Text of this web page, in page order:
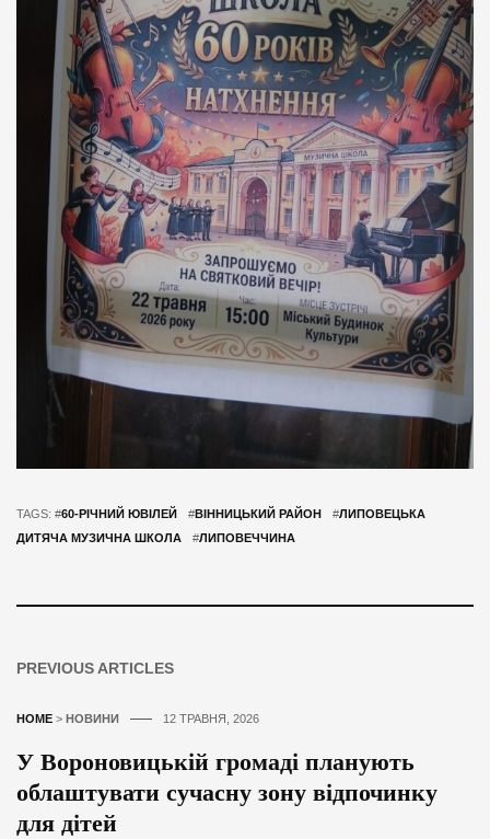
TAGS: #60-РІЧНИЙ ЮВІЛЕЙ #ВІННИЦЬКИЙ РАЙОН #ЛИПОВЕЦЬКА
ДИТЯЧА МУЗИЧНА ШКОЛА
#ЛИПОВЕЧЧИНА
PREVIOUS ARTICLES
HOME > НОВИНИ 12 ТРАВНЯ, 2026
У Вороновицькій громаді планують
облаштувати сучасну зону відпочинку
для дітей